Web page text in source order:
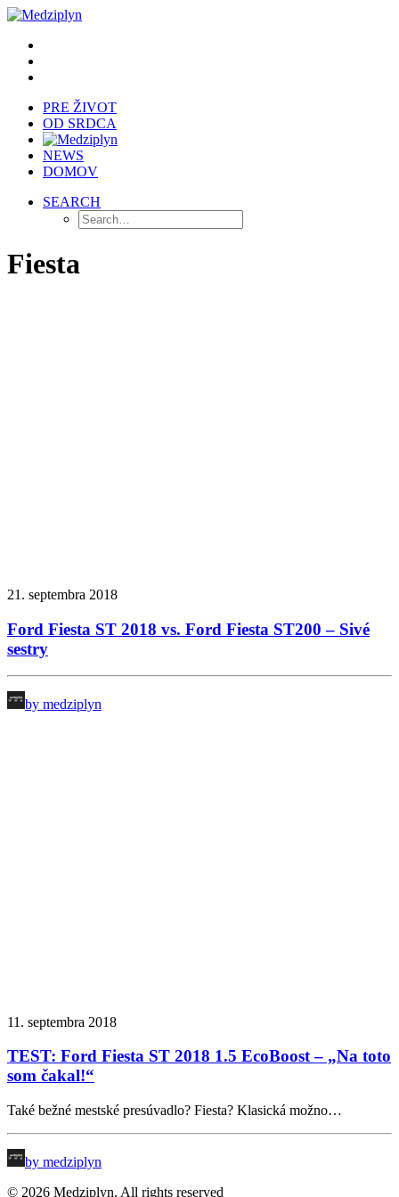
PRE ŽIVOT
OD SRDCA
NEWS
DOMOV
SEARCH
Fiesta
21. septembra 2018
Ford Fiesta ST 2018 vs. Ford Fiesta ST200 – Sivé
sestry
by medziplyn
11. septembra 2018
TEST: Ford Fiesta ST 2018 1.5 EcoBoost – „Na toto
som čakal!“
Také bežné mestské presúvadlo? Fiesta? Klasická možno…
by medziplyn
© 2026 Medziplyn. All rights reserved